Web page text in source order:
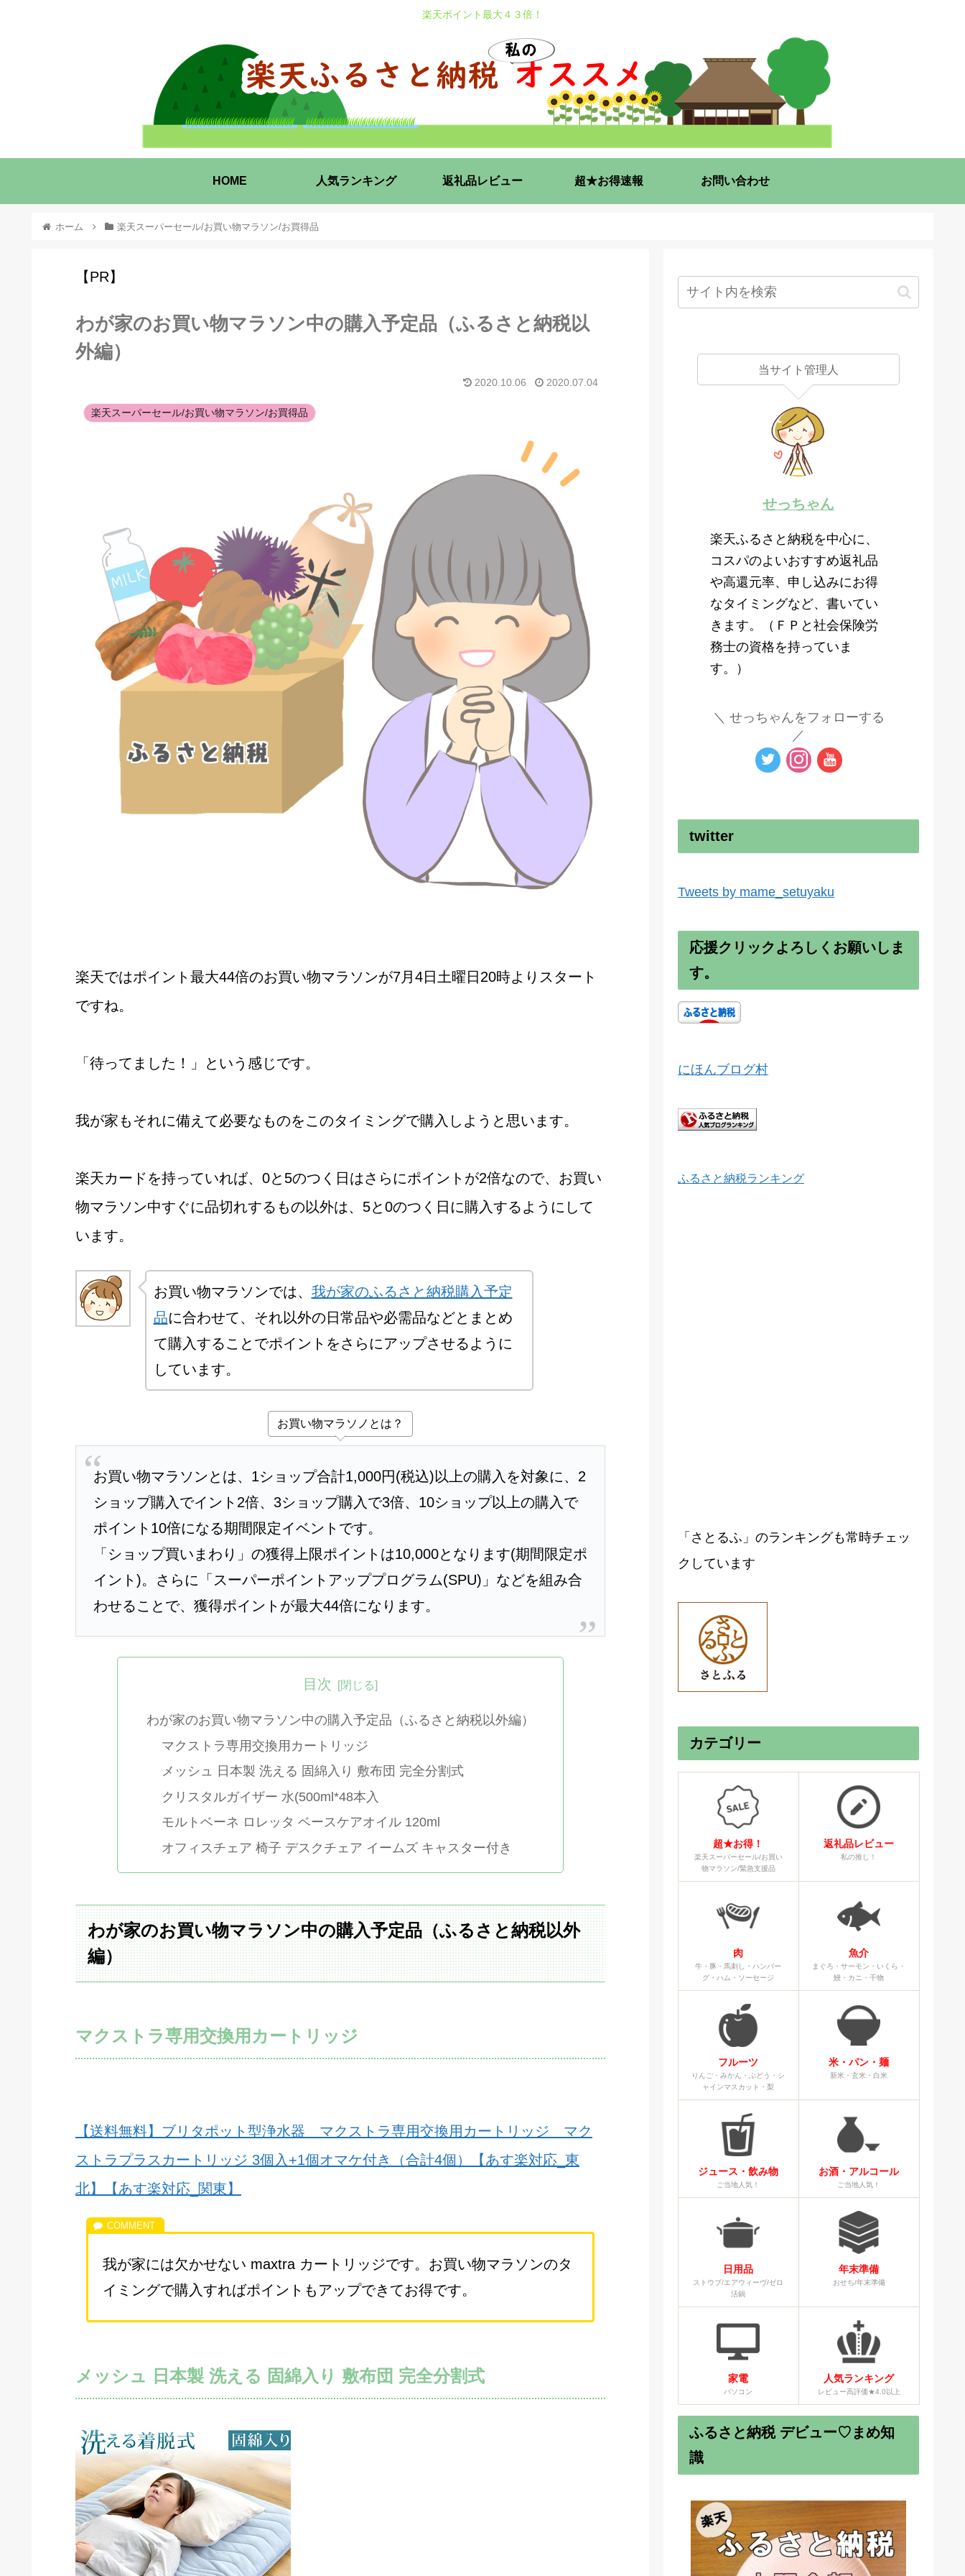
楽天ポイント最大４３倍！
HOME 人気ランキング 返礼品レビュー 超★お得速報 お問い合わせ
ホーム 楽天スーパーセール/お買い物マラソン/お買得品
【PR】
わが家のお買い物マラソン中の購入予定品（ふるさと納税以
外編）
2020.10.06 2020.07.04
楽天スーパーセール/お買い物マラソン/お買得品
楽天ではポイント最大44倍のお買い物マラソンが7月4日土曜日20時よりスタート
ですね。
「待ってました！」という感じです。
我が家もそれに備えて必要なものをこのタイミングで購入しようと思います。
楽天カードを持っていれば、0と5のつく日はさらにポイントが2倍なので、お買い
物マラソン中すぐに品切れするもの以外は、5と0のつく日に購入するようにして
います。
お買い物マラソンでは、 我が家のふるさと納税購入予定
品に合わせて、それ以外の日常品や必需品などとまとめ
て購入することでポイントをさらにアップさせるように
しています。
お買い物マラソノとは？
お買い物マラソンとは、1ショップ合計1,000円(税込)以上の購入を対象に、2
ショップ購入でイント2倍、3ショップ購入で3倍、10ショップ以上の購入で
ポイント10倍になる期間限定イベントです。
「ショップ買いまわり」の獲得上限ポイントは10,000となります(期間限定ポ
イント)。さらに「スーパーポイントアッププログラム(SPU)」などを組み合
わせることで、獲得ポイントが最大44倍になります。
目次
わが家のお買い物マラソン中の購入予定品（ふるさと納税以外編）
マクストラ専用交換用カートリッジ
メッシュ 日本製 洗える 固綿入り 敷布団 完全分割式
クリスタルガイザー 水(500ml*48本入
モルトベーネ ロレッタ ベースケアオイル 120ml
オフィスチェア 椅子 デスクチェア イームズ キャスター付き
わが家のお買い物マラソン中の購入予定品（ふるさと納税以外
編）
マクストラ専用交換用カートリッジ
【送料無料】ブリタポット型浄水器 マクストラ専用交換用カートリッジ マク
ストラプラスカートリッジ 3個入+1個オマケ付き（合計4個）【あす楽対応_東
北】【あす楽対応_関東】
我が家には欠かせない maxtra カートリッジです。お買い物マラソンのタ
イミングで購入すればポイントもアップできてお得です。
メッシュ 日本製 洗える 固綿入り 敷布団 完全分割式
当サイト管理人
せっちゃん
楽天ふるさと納税を中心に、
コスパのよいおすすめ返礼品
や高還元率、申し込みにお得
なタイミングなど、書いてい
きます。（ＦＰと社会保険労
務士の資格を持っていま
す。）
せっちゃんをフォローする
twitter
Tweets by mame_setuyaku
応援クリックよろしくお願いしま
す。
にほんブログ村
ふるさと納税ランキング
「さとるふ」のランキングも常時チェッ
クしています
カテゴリー
超★お得！
楽天スーパーセール/お買い
物マラソン/緊急支援品
返礼品レビュー
私の推し！
肉
牛・豚・馬刺し・ハンバー
グ・ハム・ソーセージ
魚介
まぐろ・サーモン・いくら・
鰻・カニ・干物
フルーツ
りんご・みかん・ぶどう・シ
ャインマスカット・梨
米・パン・麺
新米・玄米・白米
ジュース・飲み物
ご当地人気！
お酒・アルコール
ご当地人気！
日用品
ストウブ/エアウィーヴ/ゼロ
活鍋
年末準備
おせち/年末準備
家電
パソコン
人気ランキング
レビュー高評価★4.0以上
ふるさと納税 デビュー♡まめ知
識